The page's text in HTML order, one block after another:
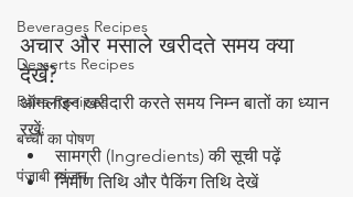
Beverages Recipes
Desserts Recipes
Raita Recipes
बच्चों का पोषण
पंजाबी व्यंजन
अचार और मसाले खरीदते समय क्या
देखें?
ऑनलाइन खरीदारी करते समय निम्न बातों का ध्यान
रखें:
सामग्री (Ingredients) की सूची पढ़ें
निर्माण तिथि और पैकिंग तिथि देखें